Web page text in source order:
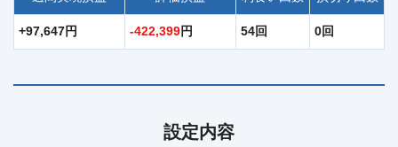
+97,647円 -422,399 円 54回 0回
設定内容